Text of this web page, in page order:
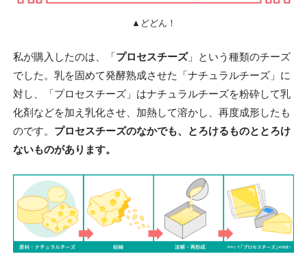
▲どどん！
私が購入したのは、「プロセスチーズ」という種類のチーズ
でした。乳を固めて発酵熟成させた「ナチュラルチーズ」に
対し、「プロセスチーズ」はナチュラルチーズを粉砕して乳
化剤などを加え乳化させ、加熱して溶かし、再度成形したも
のです。 プロセスチーズのなかでも、とろけるものととろけ
ないものがあります。